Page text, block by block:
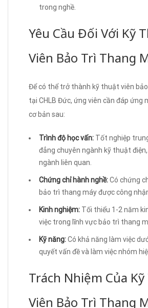
trong nghề.
Yêu Cầu Đối Với Kỹ
Viên Bảo Trì Thang
Để có thể trở thành kỹ thuật viên
tại CHLB Đức, ứng viên cần đáp ứng
cơ bản sau:
Trình độ học vấn: Tốt nghiệp
đẳng chuyên ngành kỹ thuật
ngành liên quan.
Chứng chỉ hành nghề:Có chứng
bảo trì thang máy được công
Kinh nghiệm: Tối thiểu 1-2 năm
việc trong lĩnh vực bảo trì thang
Kỹ năng:Có khả năng làm việc
quyết vấn đề và làm việc nhóm
Trách Nhiệm Của
Viên Bảo Trì Thang